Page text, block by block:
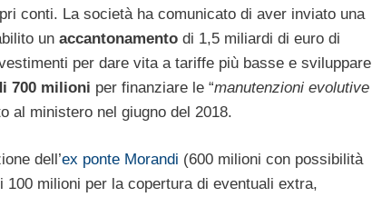
conti. La società ha comunicato di aver inviato una
un accantonamento di 1,5 miliardi di euro di
per dare vita a tariffe più basse e sviluppare
700 milioni per finanziare le “manutenzioni evolutive
al ministero nel giugno del 2018.
dell’ex ponte Morandi (600 milioni con possibilità
milioni per la copertura di eventuali extra,